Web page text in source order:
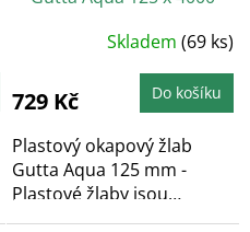
Skladem (69 ks)
729 Kč Do košíku
Plastový okapový žlab
Gutta Aqua 125 mm -
Plastové žlaby jsou
bezúdržbové a